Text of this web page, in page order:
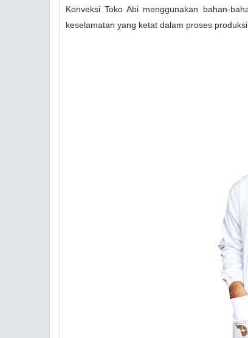
Konveksi Toko Abi menggunakan bahan-
keselamatan yang ketat dalam proses produksi.